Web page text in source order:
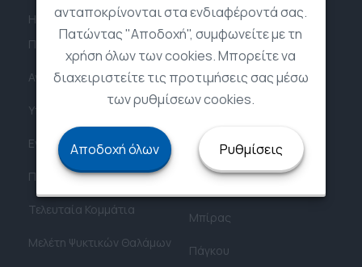
ανταποκρίνονται στα ενδιαφέροντά σας.
Πατώντας "Αποδοχή", συμφωνείτε με τη
χρήση όλων των cookies. Μπορείτε να
διαχειριστείτε τις προτιμήσεις σας μέσω
των ρυθμίσεων cookies.
Αποδοχή όλων Ρυθμίσεις
Η εταιρία
Προϊόντα
Ανταλλακτικά
Υπηρεσίες
Ενοικιάσεις
Προσφορές
Τελευταία Κομμάτια
Μελέτη Ψυκτικών Θαλάμων​
Super Market
Αναψυκτικών
Μονόπορτο
Ζαχαροπλαστικής
Μπίρας
Πάγκου